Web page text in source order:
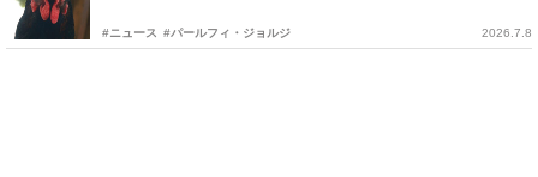
#ニュース #パールフィ・ジョルジ 2026.7.8